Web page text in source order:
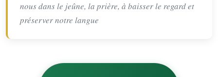
nous dans le jeûne, la prière, à baisser le regard et
préserver notre langue